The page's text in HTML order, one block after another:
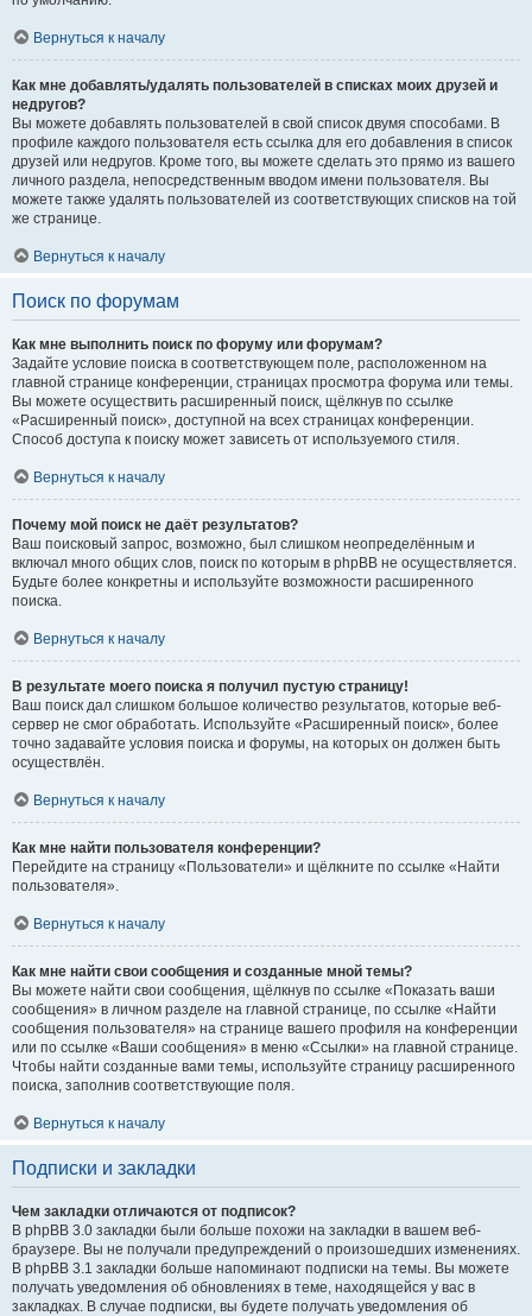
Вернуться к началу
Как мне добавлять/удалять пользователей в списках моих друзей и
недругов?
Вы можете добавлять пользователей в свой список двумя способами. В
профиле каждого пользователя есть ссылка для его добавления в список
друзей или недругов. Кроме того, вы можете сделать это прямо из вашего
личного раздела, непосредственным вводом имени пользователя. Вы
можете также удалять пользователей из соответствующих списков на той
же странице.
Вернуться к началу
Поиск по форумам
Как мне выполнить поиск по форуму или форумам?
Задайте условие поиска в соответствующем поле, расположенном на
главной странице конференции, страницах просмотра форума или темы.
Вы можете осуществить расширенный поиск, щёлкнув по ссылке
«Расширенный поиск», доступной на всех страницах конференции.
Способ доступа к поиску может зависеть от используемого стиля.
Вернуться к началу
Почему мой поиск не даёт результатов?
Ваш поисковый запрос, возможно, был слишком неопределённым и
включал много общих слов, поиск по которым в phpBB не осуществляется.
Будьте более конкретны и используйте возможности расширенного
поиска.
Вернуться к началу
В результате моего поиска я получил пустую страницу!
Ваш поиск дал слишком большое количество результатов, которые веб-
сервер не смог обработать. Используйте «Расширенный поиск», более
точно задавайте условия поиска и форумы, на которых он должен быть
осуществлён.
Вернуться к началу
Как мне найти пользователя конференции?
Перейдите на страницу «Пользователи» и щёлкните по ссылке «Найти
пользователя».
Вернуться к началу
Как мне найти свои сообщения и созданные мной темы?
Вы можете найти свои сообщения, щёлкнув по ссылке «Показать ваши
сообщения» в личном разделе на главной странице, по ссылке «Найти
сообщения пользователя» на странице вашего профиля на конференции
или по ссылке «Ваши сообщения» в меню «Ссылки» на главной странице.
Чтобы найти созданные вами темы, используйте страницу расширенного
поиска, заполнив соответствующие поля.
Вернуться к началу
Подписки и закладки
Чем закладки отличаются от подписок?
В phpBB 3.0 закладки были больше похожи на закладки в вашем веб-
браузере. Вы не получали предупреждений о произошедших изменениях.
В phpBB 3.1 закладки больше напоминают подписки на темы. Вы можете
получать уведомления об обновлениях в теме, находящейся у вас в
закладках. В случае подписки, вы будете получать уведомления об